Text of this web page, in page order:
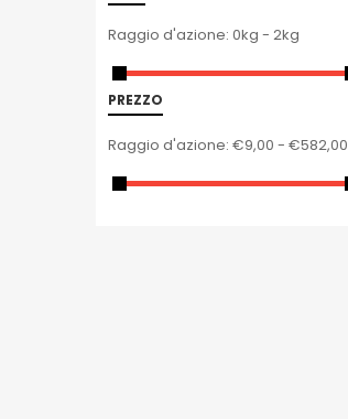
Raggio d'azione: 0kg - 2kg
PREZZO
Raggio d'azione: €9,00 - €582,00